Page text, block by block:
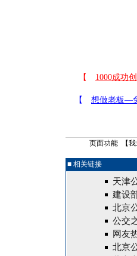
页面功能 【我
■ 相关链接
天津
建设
北京
公交
网友
北京